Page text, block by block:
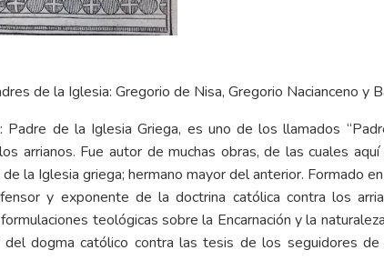
de la Iglesia: Gregorio de Nisa, Gregorio Nacianceno y
de la Iglesia Griega, es uno de los llamados
arrianos. Fue autor de muchas obras, de las cuales
la Iglesia griega; hermano mayor del anterior. Formado
y exponente de la doctrina católica contra los
teológicas sobre la Encarnación y la
dogma católico contra las tesis de los seguidores